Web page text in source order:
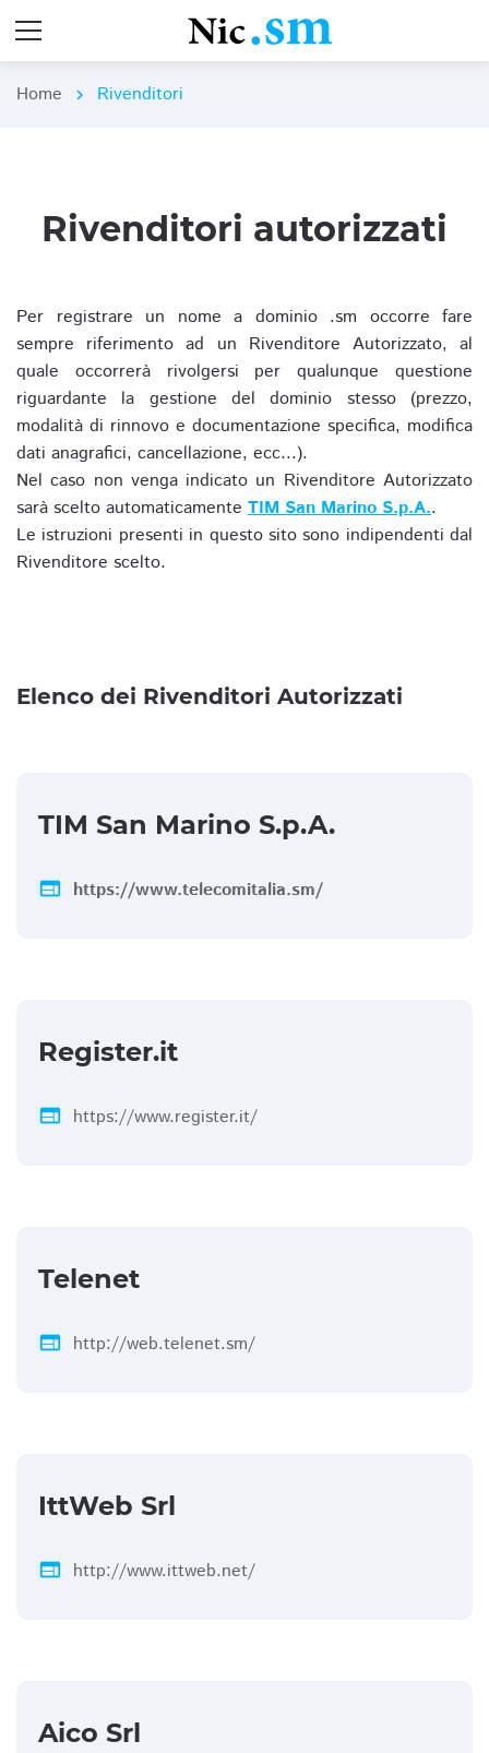
Home chevron_right Rivenditori
Rivenditori autorizzati
Per registrare un nome a dominio .sm occorre fare
sempre riferimento ad un Rivenditore Autorizzato, al
quale occorrerà rivolgersi per qualunque questione
riguardante la gestione del dominio stesso (prezzo,
modalità di rinnovo e documentazione specifica, modifica
dati anagrafici, cancellazione, ecc...).
Nel caso non venga indicato un Rivenditore Autorizzato
sarà scelto automaticamente TIM San Marino S.p.A..
Le istruzioni presenti in questo sito sono indipendenti dal
Rivenditore scelto.
Elenco dei Rivenditori Autorizzati
TIM San Marino S.p.A.
web https://www.telecomitalia.sm/
Register.it
web https://www.register.it/
Telenet
web http://web.telenet.sm/
IttWeb Srl
web http://www.ittweb.net/
Aico Srl